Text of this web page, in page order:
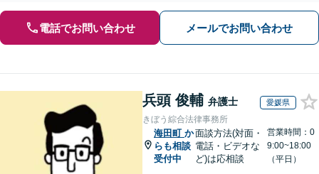
電話でお問い合わせ メールでお問い合わせ
兵頭 俊輔 弁護士 愛媛県
きぼう綜合法律事務所
海田町 か
らも相談
受付中
面談方法(対面・
電話・ビデオな
ど)は応相談
営業時間：0
9:00~18:00
（平日）